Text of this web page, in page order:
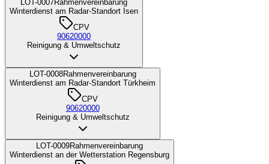
LOT-0007Rahmenvereinbarung
Winterdienst am Radar-Standort Isen
CPV
90620000
Reinigung & Umweltschutz
LOT-0008Rahmenvereinbarung
Winterdienst am Radar-Standort Türkheim
CPV
90620000
Reinigung & Umweltschutz
LOT-0009Rahmenvereinbarung
Winterdienst an der Wetterstation Regensburg